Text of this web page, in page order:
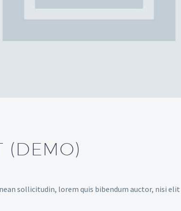
(DEMO)
sollicitudin, lorem quis bibendum auctor, nisi